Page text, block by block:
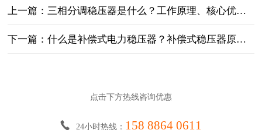
上一篇：三相分调稳压器是什么？工作原理、核心优势详解
下一篇：什么是补偿式电力稳压器？补偿式稳压器原理、优势与适用场景详解
点击下方热线咨询优惠
24小时热线： 158 8864 0611